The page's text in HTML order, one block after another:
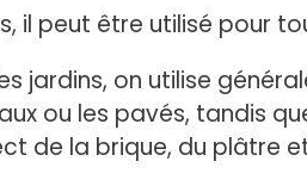
il peut être utilisé pour
jardins, on utilise
ou les pavés, tandis
de la brique, du plâtre